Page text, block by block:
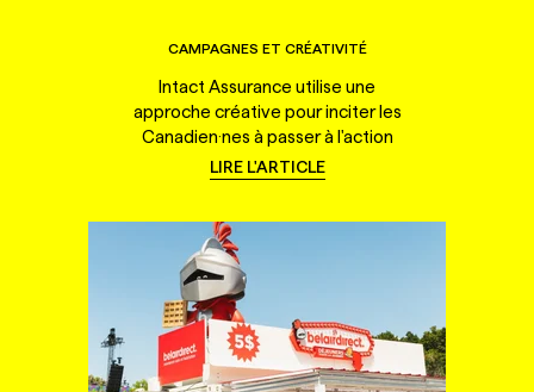
CAMPAGNES ET CRÉATIVITÉ
Intact Assurance utilise une
approche créative pour inciter les
Canadien·nes à passer à l'action
LIRE L'ARTICLE